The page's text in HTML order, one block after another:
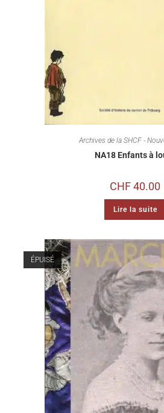
Archives de la SHCF -
NA18 Enfants à
CHF40.00
Lire la suite
ÉPUISÉ